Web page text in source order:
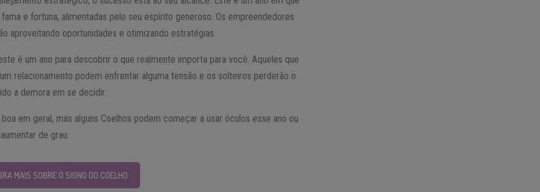
e fortuna, alimentadas pelo seu espírito generoso. Os empreendedores
aproveitando oportunidades e otimizando estratégias.
é um ano para descobrir o que realmente importa para você. Aqueles que
relacionamento podem enfrentar alguma tensão e os solteiros perderão o
a demora em se decidir.
em geral, mas alguns Coelhos podem começar a usar óculos esse ano ou
de grau.
MAIS SOBRE O SIGNO DO COELHO